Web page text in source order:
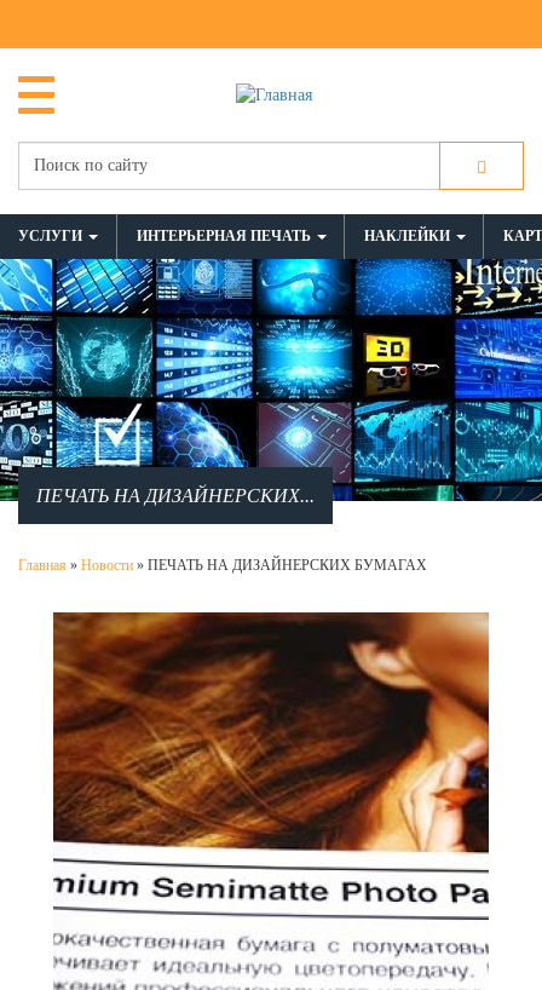
УСЛУГИ ИНТЕРЬЕРНАЯ ПЕЧАТЬ НАКЛЕЙКИ
ПЕЧАТЬ НА ДИЗАЙНЕРСКИХ...
Главная » Новости » ПЕЧАТЬ НА ДИЗАЙНЕРСКИХ БУМАГАХ